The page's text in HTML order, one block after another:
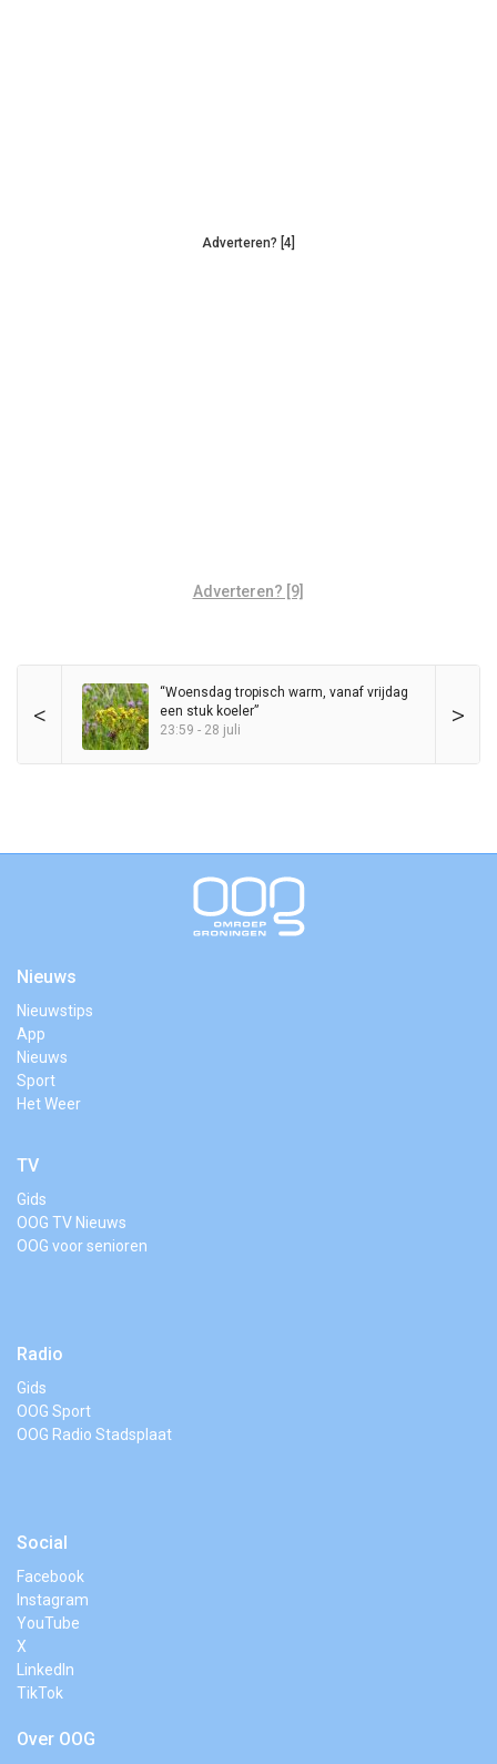
Adverteren? [4]
Adverteren? [9]
< >
“Woensdag tropisch warm, vanaf vrijdag
een stuk koeler”
23:59 - 28 juli
Nieuws
Nieuwstips
App
Nieuws
Sport
Het Weer
TV
Gids
OOG TV Nieuws
OOG voor senioren
Radio
Gids
OOG Sport
OOG Radio Stadsplaat
Social
Facebook
Instagram
YouTube
X
LinkedIn
TikTok
Over OOG